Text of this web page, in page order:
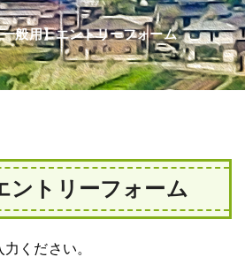
般用】エントリーフォーム
ントリーフォーム
ください。